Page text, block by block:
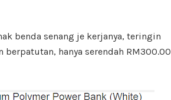
benda senang je kerjanya, teringin
hanya serendah RM300.00